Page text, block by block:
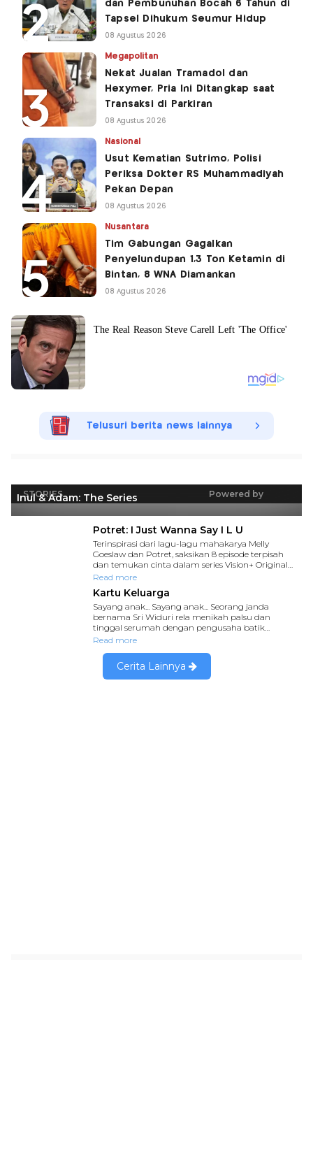
dan Pembunuhan Bocah 6 Tahun di
Tapsel Dihukum Seumur Hidup
08 Agustus 2026
Megapolitan
Nekat Jualan Tramadol dan
Hexymer, Pria Ini Ditangkap saat
Transaksi di Parkiran
08 Agustus 2026
Nasional
Usut Kematian Sutrimo, Polisi
Periksa Dokter RS Muhammadiyah
Pekan Depan
08 Agustus 2026
Nusantara
Tim Gabungan Gagalkan
Penyelundupan 1,3 Ton Ketamin di
Bintan, 8 WNA Diamankan
08 Agustus 2026
Telusuri berita news lainnya